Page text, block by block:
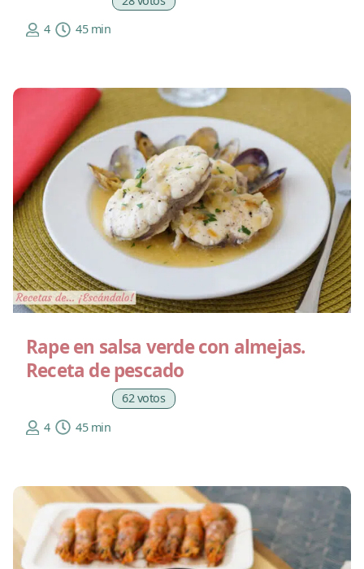
4
45 min
Rape en salsa verde con almejas.
Receta de pescado
62 votos
4
45 min